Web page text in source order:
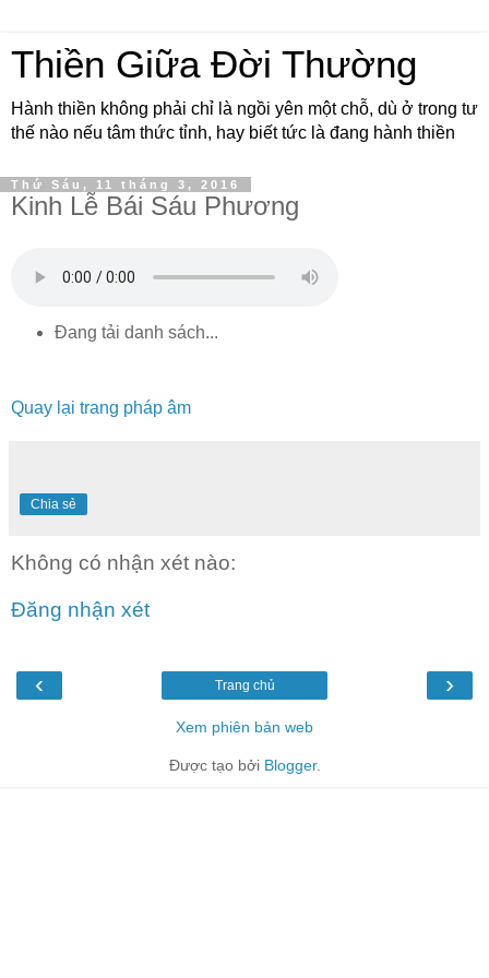
Thiền Giữa Đời Thường
Hành thiền không phải chỉ là ngồi yên một chỗ, dù ở trong tư
thế nào nếu tâm thức tỉnh, hay biết tức là đang hành thiền
Thứ Sáu, 11 tháng 3, 2016
Kinh Lễ Bái Sáu Phương
Đang tải danh sách...
Quay lại trang pháp âm
Chia sẻ
Không có nhận xét nào:
Đăng nhận xét
‹ ›
Trang chủ
Xem phiên bản web
Được tạo bởi Blogger.